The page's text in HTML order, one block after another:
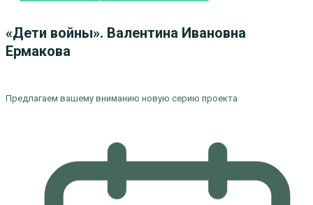
«Дети войны». Валентина Ивановна
Ермакова
Предлагаем вашему вниманию новую серию проекта